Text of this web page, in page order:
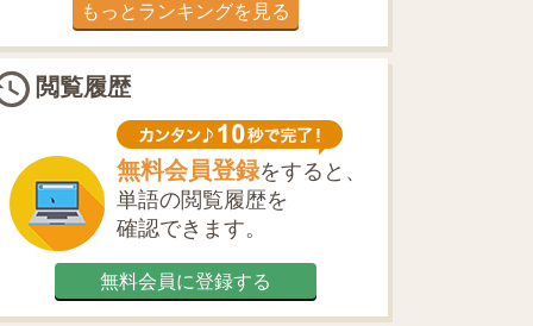
もっとランキングを見る
閲覧履歴
無料会員登録をすると、
単語の閲覧履歴を
確認できます。
無料会員に登録する